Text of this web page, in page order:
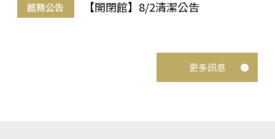
館務公告 【開閉館】8/2清潔公告
更多訊息